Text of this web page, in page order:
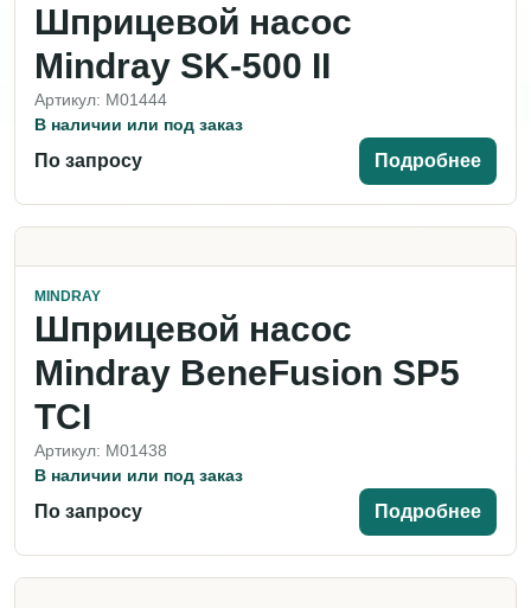
Шприцевой насос
Mindray SK-500 II
Артикул: M01444
В наличии или под заказ
По запросу Подробнее
MINDRAY
Шприцевой насос
Mindray BeneFusion SP5
TCI
Артикул: M01438
В наличии или под заказ
По запросу Подробнее